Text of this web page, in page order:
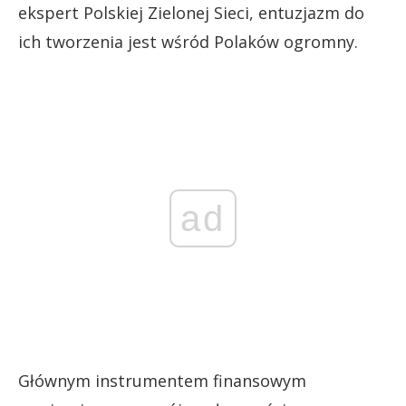
ekspert Polskiej Zielonej Sieci, entuzjazm do
ich tworzenia jest wśród Polaków ogromny.
ad
Głównym instrumentem finansowym